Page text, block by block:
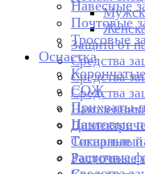
Защита от
Средства
Средства
Средства
Сигнальный
Защитные
Навесные
Почтовые
Тросовые
Оснастка
СОЖ
Прихваты-
Цанговые
Токарные
Расточные